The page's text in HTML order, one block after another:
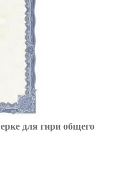
для гири общего